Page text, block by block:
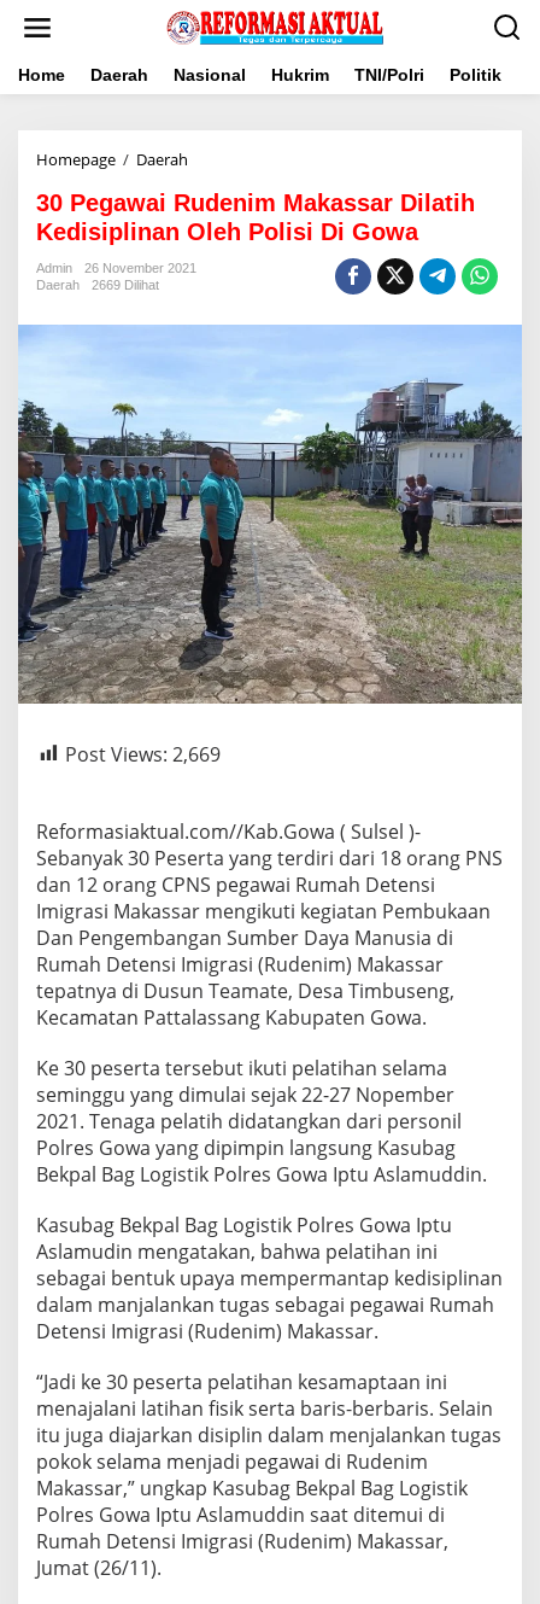
Home Daerah Nasional Hukrim TNI/Polri Politik
Homepage / Daerah
Rudenim
Makassar
Dilatih
Kedisiplinan
Di
30 Pegawai Rudenim Makassar Dilatih
Kedisiplinan Oleh Polisi Di Gowa
Admin
26 November 2021
Daerah
2669 Dilihat
Post Views: 2,669
Reformasiaktual.com//Kab.Gowa ( Sulsel )-
Sebanyak 30 Peserta yang terdiri dari 18 orang PNS
dan 12 orang CPNS pegawai Rumah Detensi
Imigrasi Makassar mengikuti kegiatan Pembukaan
Dan Pengembangan Sumber Daya Manusia di
Rumah Detensi Imigrasi (Rudenim) Makassar
tepatnya di Dusun Teamate, Desa Timbuseng,
Kecamatan Pattalassang Kabupaten Gowa.
Ke 30 peserta tersebut ikuti pelatihan selama
seminggu yang dimulai sejak 22-27 Nopember
2021. Tenaga pelatih didatangkan dari personil
Polres Gowa yang dipimpin langsung Kasubag
Bekpal Bag Logistik Polres Gowa Iptu Aslamuddin.
Kasubag Bekpal Bag Logistik Polres Gowa Iptu
Aslamudin mengatakan, bahwa pelatihan ini
sebagai bentuk upaya mempermantap kedisiplinan
dalam manjalankan tugas sebagai pegawai Rumah
Detensi Imigrasi (Rudenim) Makassar.
“Jadi ke 30 peserta pelatihan kesamaptaan ini
menajalani latihan fisik serta baris-berbaris. Selain
itu juga diajarkan disiplin dalam menjalankan tugas
pokok selama menjadi pegawai di Rudenim
Makassar,” ungkap Kasubag Bekpal Bag Logistik
Polres Gowa Iptu Aslamuddin saat ditemui di
Rumah Detensi Imigrasi (Rudenim) Makassar,
Jumat (26/11).